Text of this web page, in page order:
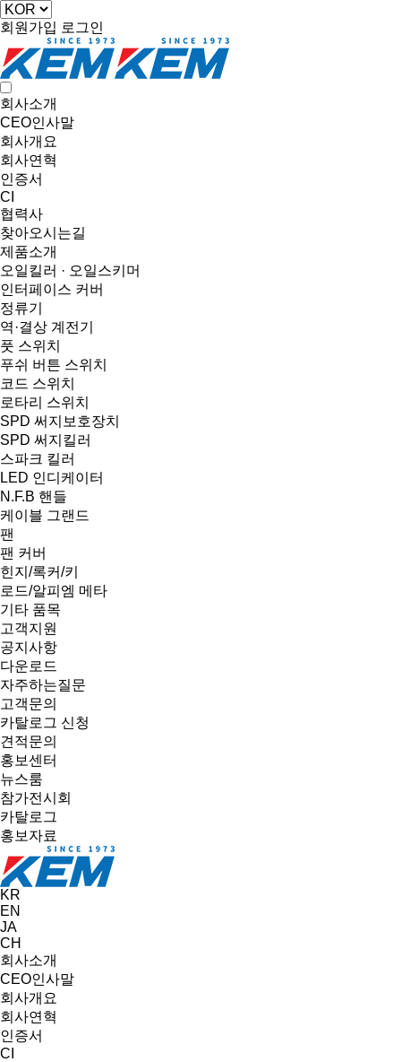
회원가입 로그인
회사소개
CEO인사말
회사개요
회사연혁
인증서
CI
협력사
찾아오시는길
제품소개
오일킬러 · 오일스키머
인터페이스 커버
정류기
역·결상 계전기
풋 스위치
푸쉬 버튼 스위치
코드 스위치
로타리 스위치
SPD 써지보호장치
SPD 써지킬러
스파크 킬러
LED 인디케이터
N.F.B 핸들
케이블 그랜드
팬
팬 커버
힌지/록커/키
로드/알피엠 메타
기타 품목
고객지원
공지사항
다운로드
자주하는질문
고객문의
카탈로그 신청
견적문의
홍보센터
뉴스룸
참가전시회
카탈로그
홍보자료
KR
EN
JA
CH
회사소개
CEO인사말
회사개요
회사연혁
인증서
CI